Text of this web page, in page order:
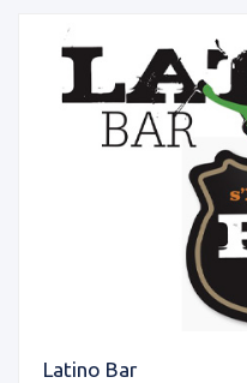
Latino Bar